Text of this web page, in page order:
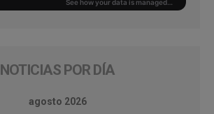
NOTICIAS POR DÍA
agosto 2026